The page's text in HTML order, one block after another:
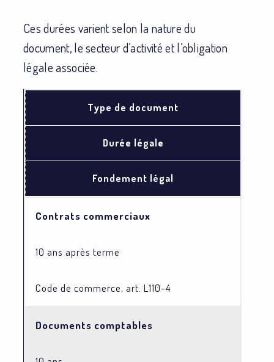
Ces durées varient selon la nature du
document, le secteur d’activité et l’obligation
légale associée.
Type de document
Durée légale
Fondement légal
Contrats commerciaux
10 ans après terme
Code de commerce, art. L110-4
Documents comptables